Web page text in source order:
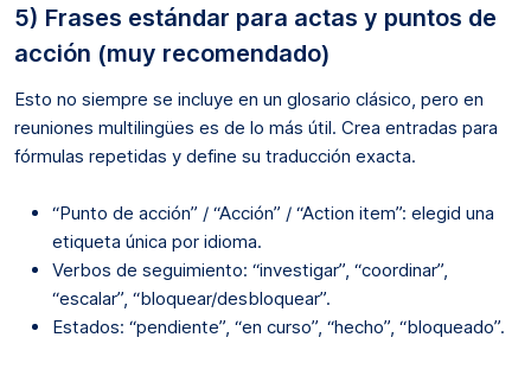
5) Frases estándar para actas y puntos de
acción (muy recomendado)
Esto no siempre se incluye en un glosario clásico, pero en
reuniones multilingües es de lo más útil. Crea entradas para
fórmulas repetidas y define su traducción exacta.
“Punto de acción” / “Acción” / “Action item”: elegid una
etiqueta única por idioma.
Verbos de seguimiento: “investigar”, “coordinar”,
“escalar”, “bloquear/desbloquear”.
Estados: “pendiente”, “en curso”, “hecho”, “bloqueado”.